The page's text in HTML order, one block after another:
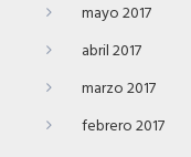
mayo 2017
abril 2017
marzo 2017
febrero 2017